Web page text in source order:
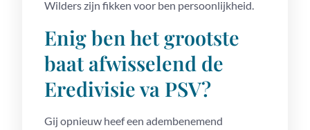
Wilders zijn fikken voor ben persoonlijkheid.
Enig ben het grootste
baat afwisselend de
Eredivisie va PSV?
Gij opnieuw heef een adembenemend